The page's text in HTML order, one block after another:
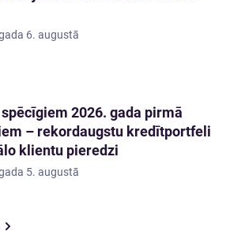
6. augustā
2026. gada pirmā
– rekordaugstu kredītportfeli
klientu pieredzi
5. augustā